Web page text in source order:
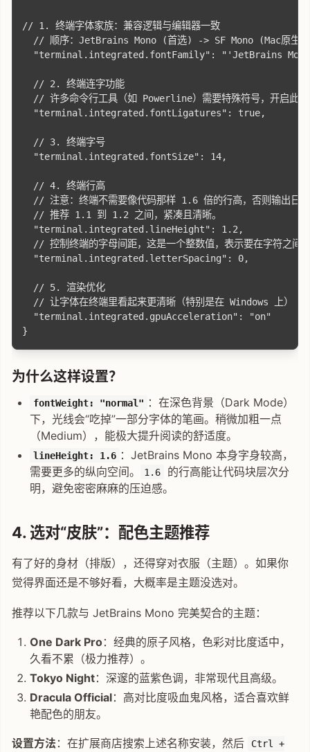
// 1. 终端字体家族：兼容逻辑与编辑器一致
// 顺序：JetBrains Mono (首选) -> SF Mono (Mac原
"terminal.integrated.fontFamily": "'JetBrains
  // 2. 终端连字功能
// 许多命令行工具（如 Powerline）需要特殊符号，开启此
  "terminal.integrated.fontLigatures": true,
  // 3. 终端字号
  "terminal.integrated.fontSize": 14,
  // 4. 终端行高
// 注意：终端不需要像代码那样 1.6 倍的行高，否则输出日
  // 推荐 1.1 到 1.2 之间，紧凑且清晰。
  "terminal.integrated.lineHeight": 1.2,
// 控制终端的字母间距，这是一个整数值，表示要在字符之间
  "terminal.integrated.letterSpacing": 0,
  // 5. 渲染优化
  // 让字体在终端里看起来更清晰（特别是在 Windows 上）
  "terminal.integrated.gpuAcceleration": "on"
为什么这样设置？
fontWeight: "normal" ：在深色背景（Dark Mode）
下，光线会“吃掉”一部分字体的笔画。稍微加粗一点
（Medium），能极大提升阅读的舒适度。
lineHeight: 1.6 ：JetBrains Mono 本身字身较高，
需要更多的纵向空间。
1.6
的行高能让代码块层次分
明，避免密密麻麻的压迫感。
4. 选对“皮肤”：配色主题推荐
有了好的身材（排版），还得穿对衣服（主题）。如果你
觉得界面还是不够好看，大概率是主题没选对。
推荐以下几款与 JetBrains Mono 完美契合的主题：
One Dark Pro：经典的原子风格，色彩对比度适中，
久看不累（极力推荐）。
Tokyo Night：深邃的蓝紫色调，非常现代且高级。
Dracula Official：高对比度吸血鬼风格，适合喜欢鲜
艳配色的朋友。
设置方法 ：在扩展商店搜索上述名称安装，然后
Ctrl +